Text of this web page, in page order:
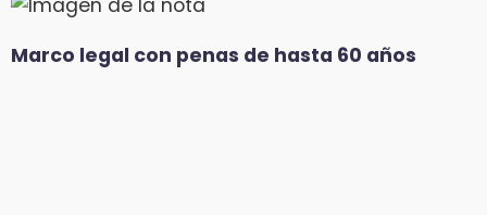
Marco legal con penas de hasta 60 años